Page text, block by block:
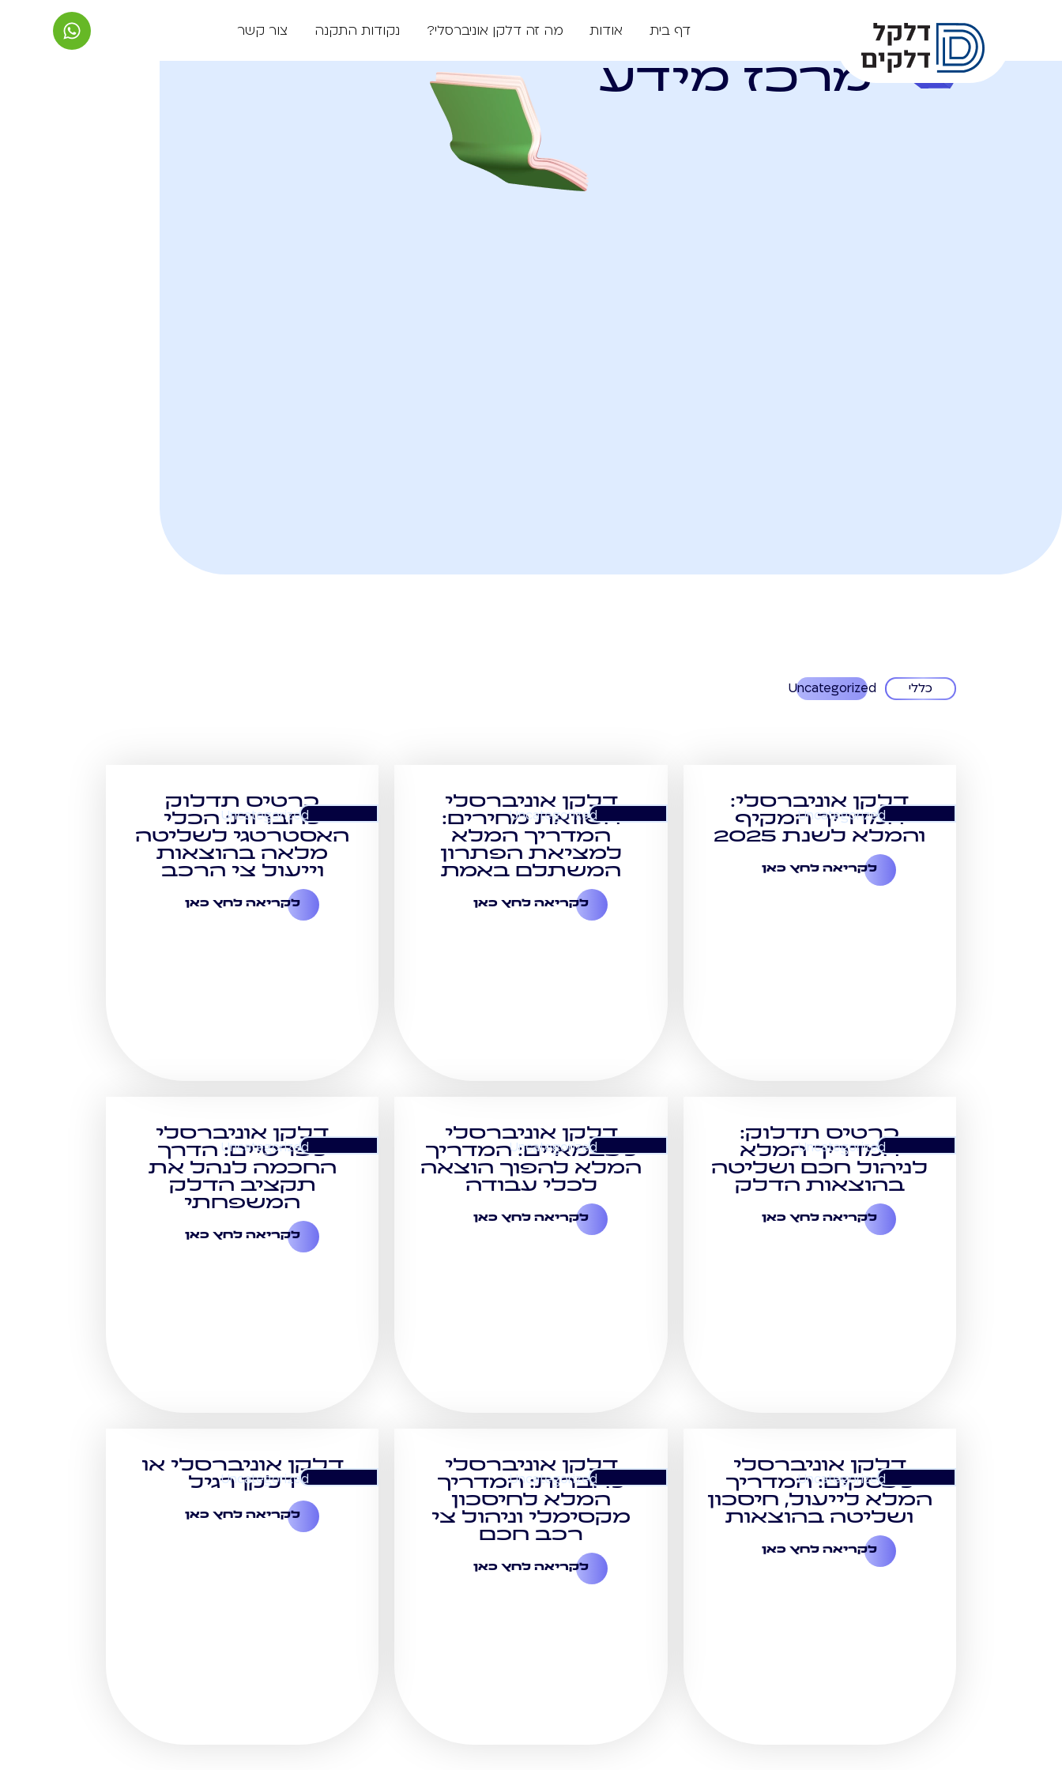
דף בית אודות מה זה דלקן אוניברסלי? נקודות התקנה צור קשר
מרכז מידע
כללי Uncategorized
Uncategorized
דלקן אוניברסלי:
המדריך המקיף
והמלא לשנת 2025
לקריאה לחץ כאן
Uncategorized
דלקן אוניברסלי
השוואת מחירים:
המדריך המלא
למציאת הפתרון
המשתלם באמת
לקריאה לחץ כאן
Uncategorized
כרטיס תדלוק
לחברות: הכלי
האסטרטגי לשליטה
מלאה בהוצאות
וייעול צי הרכב
לקריאה לחץ כאן
Uncategorized
כרטיס תדלוק:
המדריך המלא
לניהול חכם ושליטה
בהוצאות הדלק
לקריאה לחץ כאן
Uncategorized
דלקן אוניברסלי
לעצמאיים: המדריך
המלא להפוך הוצאה
לכלי עבודה
לקריאה לחץ כאן
Uncategorized
דלקן אוניברסלי
לפרטיים: הדרך
החכמה לנהל את
תקציב הדלק
המשפחתי
לקריאה לחץ כאן
Uncategorized
דלקן אוניברסלי
לעסקים: המדריך
המלא לייעול, חיסכון
ושליטה בהוצאות
לקריאה לחץ כאן
Uncategorized
דלקן אוניברסלי
לחברות: המדריך
המלא לחיסכון
מקסימלי וניהול צי
רכב חכם
לקריאה לחץ כאן
Uncategorized
דלקן אוניברסלי או
דלקן רגיל
לקריאה לחץ כאן